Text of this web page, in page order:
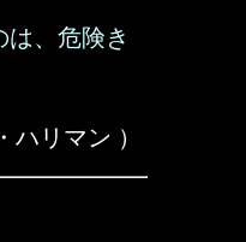
、危険き
ハリマン ）